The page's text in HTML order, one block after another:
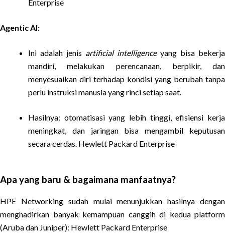
Enterprise
Agentic AI:
Ini adalah jenis artificial intelligenceyang bisa bekerja
mandiri, melakukan perencanaan, berpikir, dan
menyesuaikan diri terhadap kondisi yang berubah tanpa
perlu instruksi manusia yang rinci setiap saat.
Hasilnya: otomatisasi yang lebih tinggi, efisiensi kerja
meningkat, dan jaringan bisa mengambil keputusan
secara cerdas. Hewlett Packard Enterprise
Apa yang baru & bagaimana manfaatnya?
HPE Networking sudah mulai menunjukkan hasilnya dengan
menghadirkan banyak kemampuan canggih di kedua platform
(Aruba dan Juniper): Hewlett Packard Enterprise